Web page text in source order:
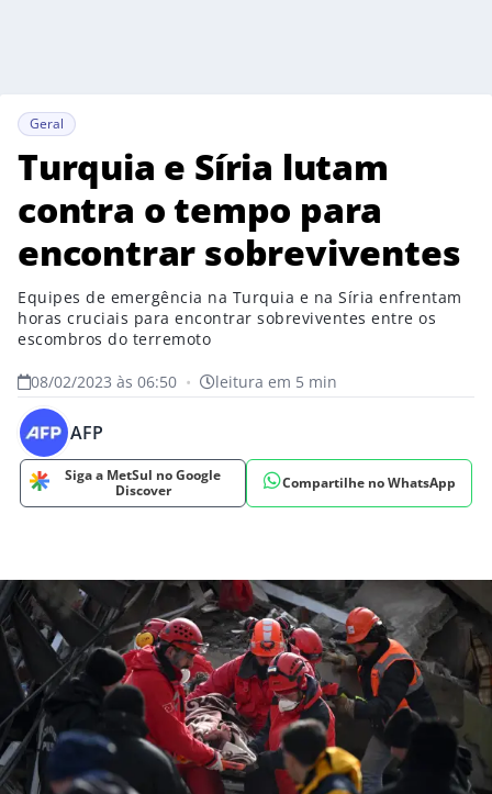
Geral
Turquia e Síria lutam
contra o tempo para
encontrar sobreviventes
Equipes de emergência na Turquia e na Síria enfrentam
horas cruciais para encontrar sobreviventes entre os
escombros do terremoto
08/02/2023 às 06:50 • leitura em 5 min
AFP
Siga a MetSul no Google
Discover
Compartilhe no WhatsApp